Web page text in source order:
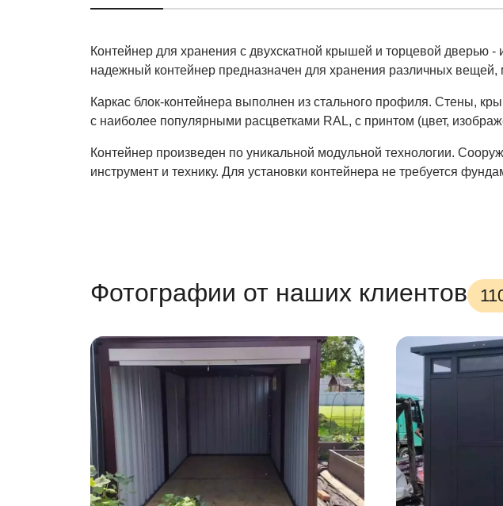
Контейнер для хранения с двухскатной крышей и торцевой дверью
надежный контейнер предназначен для хранения различных вещей,
Каркас блок-контейнера выполнен из стального профиля. Стены,
с наиболее популярными расцветками RAL, с принтом (цвет,
Контейнер произведен по уникальной модульной технологии.
инструмент и технику. Для установки контейнера не требуется
Фотографии от наших клиентов